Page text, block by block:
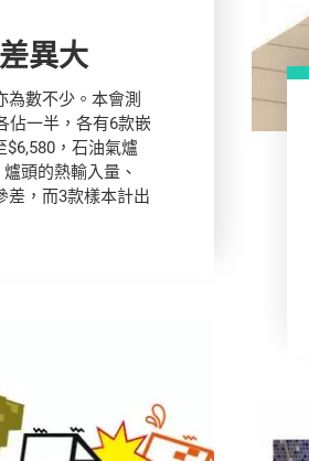
異大
為數不少。本會測
佔一半，各有6款嵌
，石油氣爐
頭的熱輸入量、
差，而3款樣本計出